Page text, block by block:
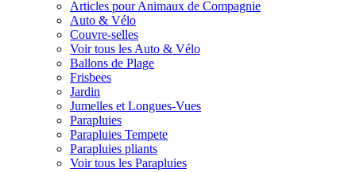
Articles pour Animaux de Compagnie
Auto & Vélo
Couvre-selles
Voir tous les Auto & Vélo
Ballons de Plage
Frisbees
Jardin
Jumelles et Longues-Vues
Parapluies
Parapluies Tempete
Parapluies pliants
Voir tous les Parapluies